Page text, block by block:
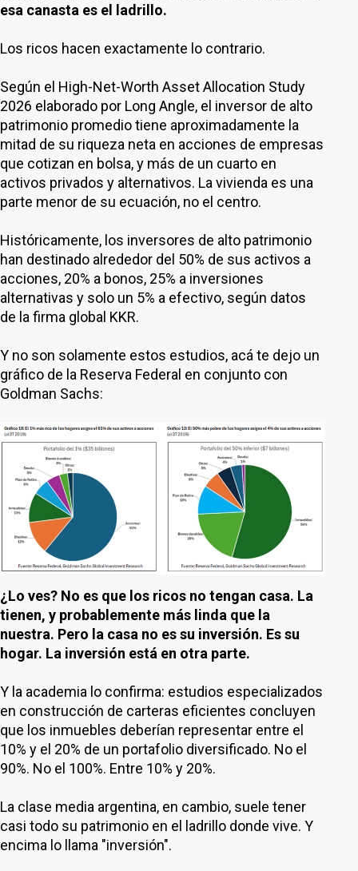
esa canasta es el ladrillo.
Los ricos hacen exactamente lo contrario.
Según el High-Net-Worth Asset Allocation Study
2026 elaborado por Long Angle, el inversor de alto
patrimonio promedio tiene aproximadamente la
mitad de su riqueza neta en acciones de empresas
que cotizan en bolsa, y más de un cuarto en
activos privados y alternativos. La vivienda es una
parte menor de su ecuación, no el centro.
Históricamente, los inversores de alto patrimonio
han destinado alrededor del 50% de sus activos a
acciones, 20% a bonos, 25% a inversiones
alternativas y solo un 5% a efectivo, según datos
de la firma global KKR.
Y no son solamente estos estudios, acá te dejo un
gráfico de la Reserva Federal en conjunto con
Goldman Sachs:
¿Lo ves? No es que los ricos no tengan casa. La
tienen, y probablemente más linda que la
nuestra. Pero la casa no es su inversión. Es su
hogar. La inversión está en otra parte.
Y la academia lo confirma: estudios especializados
en construcción de carteras eficientes concluyen
que los inmuebles deberían representar entre el
10% y el 20% de un portafolio diversificado. No el
90%. No el 100%. Entre 10% y 20%.
La clase media argentina, en cambio, suele tener
casi todo su patrimonio en el ladrillo donde vive. Y
encima lo llama "inversión".